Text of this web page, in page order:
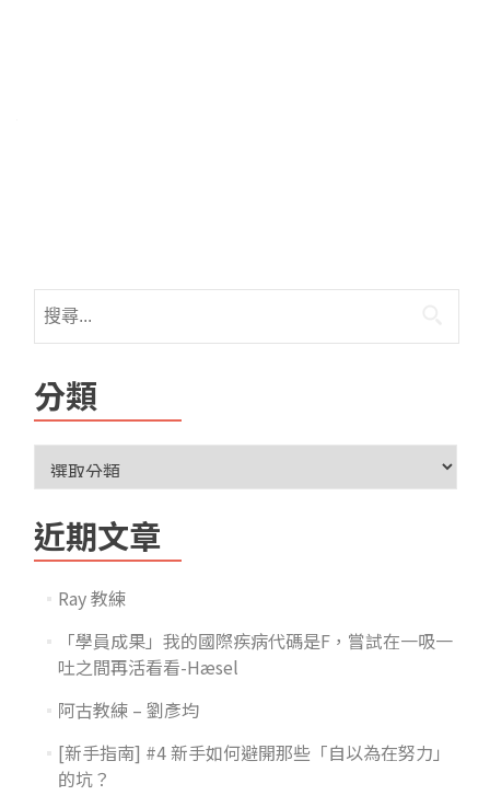
分類
近期文章
Ray 教練
「學員成果」我的國際疾病代碼是F，嘗試在一吸一
吐之間再活看看-Hæsel
阿古教練 – 劉彥均
[新手指南] #4 新手如何避開那些「自以為在努力」
的坑？